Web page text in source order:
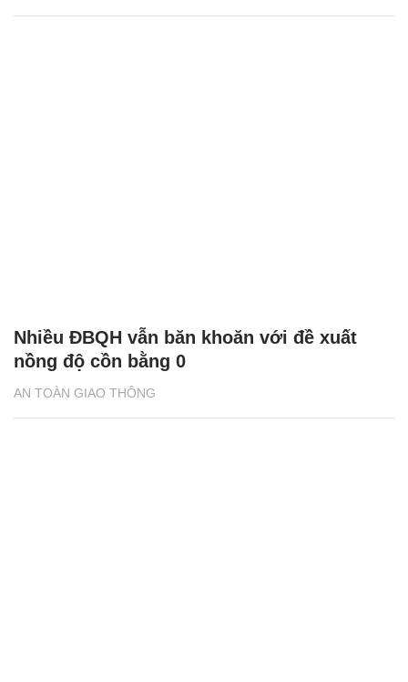
AN TOÀN GIAO THÔNG
Nhiều ĐBQH vẫn băn khoăn với đề xuất
nồng độ cồn bằng 0